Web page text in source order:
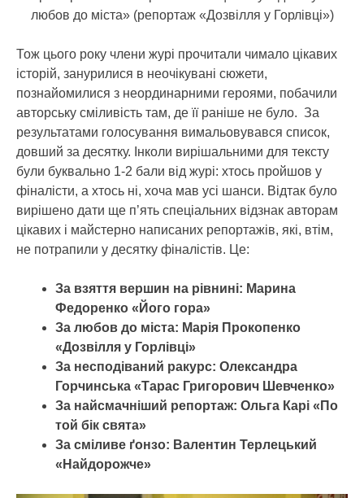
любов до міста» (репортаж «Дозвілля у Горлівці»)
Тож цього року члени журі прочитали чимало цікавих
історій, занурилися в неочікувані сюжети,
познайомилися з неординарними героями, побачили
авторську сміливість там, де її раніше не було. За
результатами голосування вимальовувався список,
довший за десятку. Інколи вирішальними для тексту
були буквально 1-2 бали від журі: хтось пройшов у
фіналісти, а хтось ні, хоча мав усі шанси. Відтак було
вирішено дати ще п’ять спеціальних відзнак авторам
цікавих і майстерно написаних репортажів, які, втім,
не потрапили у десятку фіналістів. Це:
За взяття вершин на рівнині: Марина
Федоренко «Його гора»
За любов до міста: Марія Прокопенко
«Дозвілля у Горлівці»
За несподіваний ракурс: Олександра
Горчинська «Тарас Григорович Шевченко»
За найсмачніший репортаж: Ольга Карі «По
той бік свята»
За сміливе ґонзо: Валентин Терлецький
«Найдорожче»